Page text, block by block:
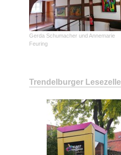
Gerda Schumacher und Annemarie
Feuring
Trendelburger Lesezelle